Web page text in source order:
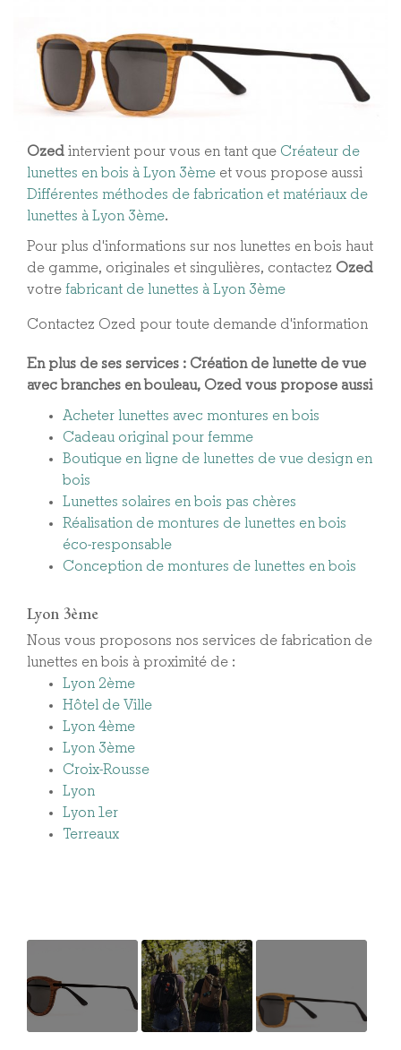
Ozed intervient pour vous en tant que Créateur de
lunettes en bois à Lyon 3ème et vous propose aussi
Différentes méthodes de fabrication et matériaux de
lunettes à Lyon 3ème​.
Pour plus d'informations sur nos lunettes en bois haut
de gamme, originales et singulières, contactez Ozed
votre fabricant de lunettes à Lyon 3ème
Contactez Ozed pour toute demande d'information
En plus de ses services : Création de lunette de vue
avec branches en bouleau, Ozed vous propose aussi
Acheter lunettes avec montures en bois
Cadeau original pour femme
Boutique en ligne de lunettes de vue design en
bois
Lunettes solaires en bois pas chères
Réalisation de montures de lunettes en bois
éco-responsable
Conception de montures de lunettes en bois
Lyon 3ème
Nous vous proposons nos services de fabrication de
lunettes en bois à proximité de :
Lyon 2ème
Hôtel de Ville
Lyon 4ème
Lyon 3ème
Croix-Rousse
Lyon
Lyon 1er
Terreaux